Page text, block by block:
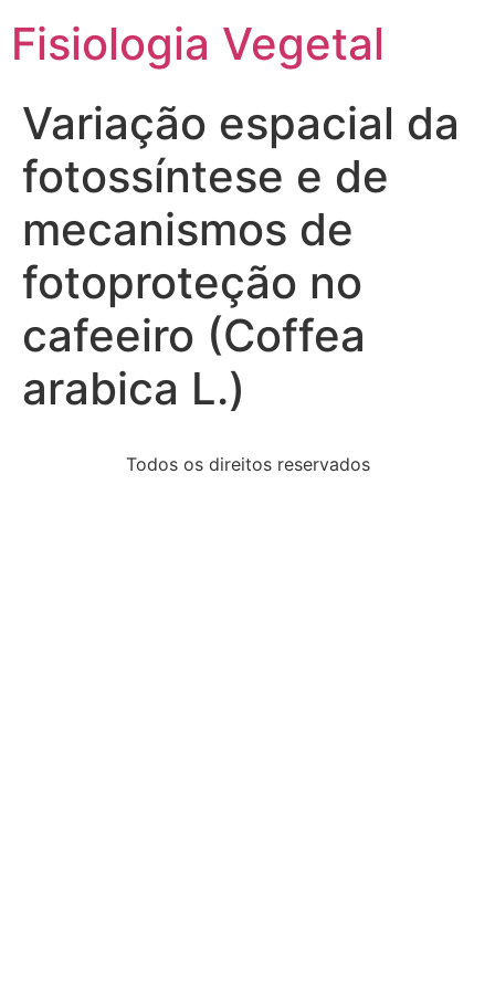
Fisiologia Vegetal
Variação espacial da
fotossíntese e de
mecanismos de
fotoproteção no
cafeeiro (Coffea
arabica L.)
Todos os direitos reservados